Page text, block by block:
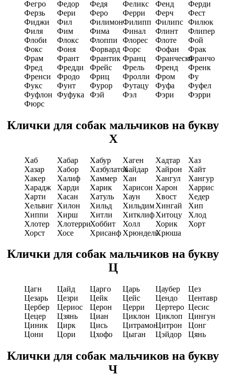
Фегро
Федор Федя Феликс Фенд
Ферди
Ферзь
Фери Феро Ферри Ферч
Фест
Фиджи
Фил ФилимонФилипп Филипс
Филюк
Филя
Фим Фима Финал Флинт
Флипер
Флоби
Флокс Флоппи Флорес Флоте
Фой
Фокс
Фоня Форвард Форс Фофан
Фрак
Фрам
Франт Франтик Франц ФранческоФранчо
Фред
Фредди Фрейс Фрель Френд
Френк
Френси
Фродо Фриц Фролли Фром
Фу
Фукс
Фунт Фурор Футацу Фуфа
Фуфел
Фуфлон Фуфука Фэй Фэл Фэри
Фэрри
Фюрс
Клички для собак мальчиков на букву
Х
Хаб Хабар Хабур Хаген Хадтар
Хаз
Хазар
Хабор ХазбулатовХайдар Хайрон
Хайт
Хакеp
Халиф Хаммер Хан Хангул
Хангур
Харадж
Харди Харик Харисон Харон
Харрис
Харти
Хасан Хатуль Хаун Хвост
Хедер
Хельвиг Хилон Хильд ХильдимХингай
Хип
Хиппи
Хирш Хитли ХитклифХитоцу
Хлод
Хлотер
ХлотерриХоббит Холл Хорик
Хорт
Хорст
Хосе Хрисанф ХрюндельХрюша
Клички для собак мальчиков на букву
Ц
Цагн Цайд Царго Царь Цаубер
Цез
Цезарь
Цезри Цейк Цейс Цендо
Центавр
Цербер
Цериос Церон Церри Цертеро Цесис
Цецер
Цзянь Циан Циклон Циклоп
Цингун
Циник
Цирк Цись ЦитрамонЦитрон
Цонг
Цони
Цори Цхофо Цыган Цэйдор Цянь
Клички для собак мальчиков на букву
Ч